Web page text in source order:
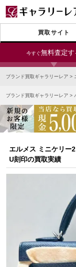
買取サイト
今すぐ無料査定す
銀座本店
小田急新宿店
なんば店
中野ブロードウ
ブランド買取ギャラリーレア >
ブランド買取ギャラリーレア >
エルメス ミニケリー
U刻印の買取実績